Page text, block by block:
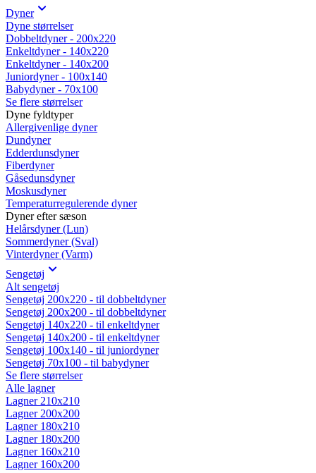
Dyner
Dyne størrelser
Dobbeltdyner - 200x220
Enkeltdyner - 140x220
Enkeltdyner - 140x200
Juniordyner - 100x140
Babydyner - 70x100
Se flere størrelser
Dyne fyldtyper
Allergivenlige dyner
Dundyner
Edderdunsdyner
Fiberdyner
Gåsedunsdyner
Moskusdyner
Temperaturregulerende dyner
Dyner efter sæson
Helårsdyner (Lun)
Sommerdyner (Sval)
Vinterdyner (Varm)
Sengetøj
Alt sengetøj
Sengetøj 200x220 - til dobbeltdyner
Sengetøj 200x200 - til dobbeltdyner
Sengetøj 140x220 - til enkeltdyner
Sengetøj 140x200 - til enkeltdyner
Sengetøj 100x140 - til juniordyner
Sengetøj 70x100 - til babydyner
Se flere størrelser
Alle lagner
Lagner 210x210
Lagner 200x200
Lagner 180x210
Lagner 180x200
Lagner 160x210
Lagner 160x200